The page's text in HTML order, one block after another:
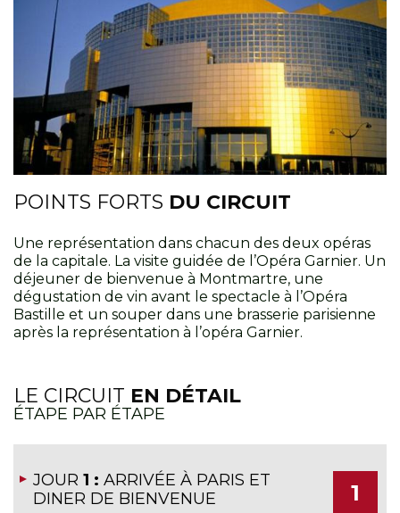
POINTS FORTS DU CIRCUIT
Une représentation dans chacun des deux opéras
de la capitale. La visite guidée de l’Opéra Garnier. Un
déjeuner de bienvenue à Montmartre, une
dégustation de vin avant le spectacle à l’Opéra
Bastille et un souper dans une brasserie parisienne
après la représentation à l’opéra Garnier.
LE CIRCUIT EN DÉTAIL
ÉTAPE PAR ÉTAPE
1
JOUR 1 : ARRIVÉE À PARIS ET
DINER DE BIENVENUE